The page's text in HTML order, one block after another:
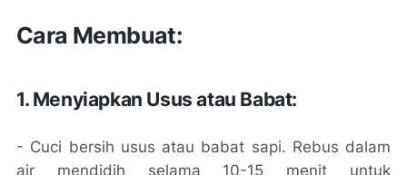
Cara Membuat:
1. Menyiapkan Usus atau Babat:
- Cuci bersih usus atau babat sapi. Rebus dalam
air mendidih selama 10-15 menit untuk